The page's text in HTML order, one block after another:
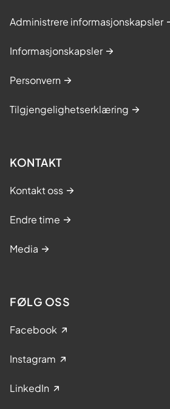
Administrere informasjonskapsler
Informasjonskapsler
Personvern
Tilgjengelighetserklæring
KONTAKT
Kontakt oss
Endre time
Media
FØLG OSS
Facebook
Instagram
LinkedIn